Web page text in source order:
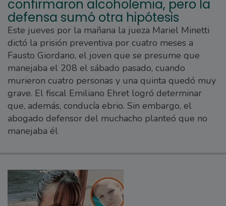
confirmaron alcoholemia, pero la
defensa sumó otra hipótesis
Este jueves por la mañana la jueza Mariel Minetti
dictó la prisión preventiva por cuatro meses a
Fausto Giordano, el joven que se presume que
manejaba el 208 el sábado pasado, cuando
murieron cuatro personas y una quinta quedó muy
grave. El fiscal Emiliano Ehret logró determinar
que, además, conducía ebrio. Sin embargo, el
abogado defensor del muchacho planteó que no
manejaba él